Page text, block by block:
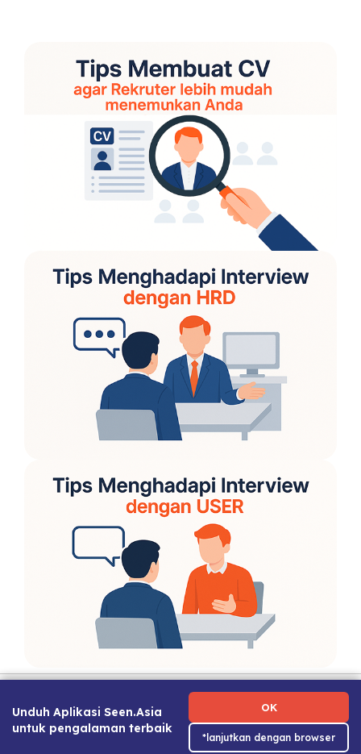
Unduh Aplikasi Seen.Asia
untuk pengalaman terbaik
OK
*lanjutkan dengan browser
Kebijakan Privasi|Tentang Kami
|Hubungi Kami Panduan Karier